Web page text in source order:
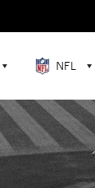
NFL